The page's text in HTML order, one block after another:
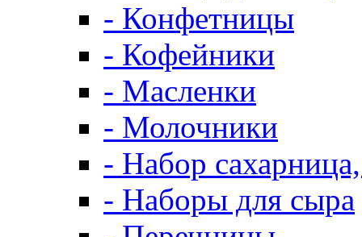
- Конфетницы
- Кофейники
- Масленки
- Молочники
- Набор
- Наборы для сыра